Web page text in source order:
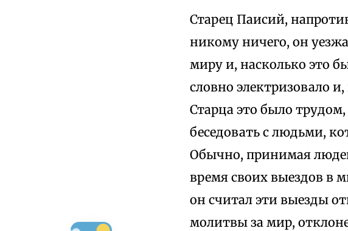
Старец Паисий,
никому ничего, он
миру и, насколько это
словно электризовало
Старца это было
беседовать с людьми,
Обычно, принимая
время своих выездов в
он считал эти выезды
молитвы за мир,